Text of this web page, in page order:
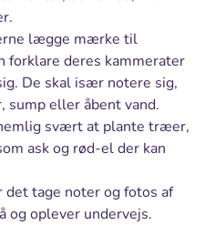
lægge mærke til
forklare deres kammerater
De skal især notere sig,
sump eller åbent vand.
svært at plante træer,
ask og rød-el der kan
det tage noter og fotos af
og oplever undervejs.